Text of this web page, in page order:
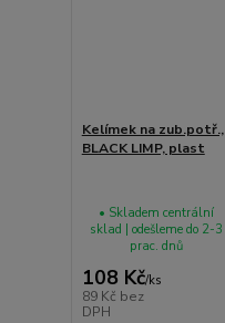
Kelímek na zub.potř.,
BLACK LIMP, plast
108 Kč/ks
89 Kč bez
DPH
• Skladem centrální
sklad | odešleme do 2-3
prac. dnů